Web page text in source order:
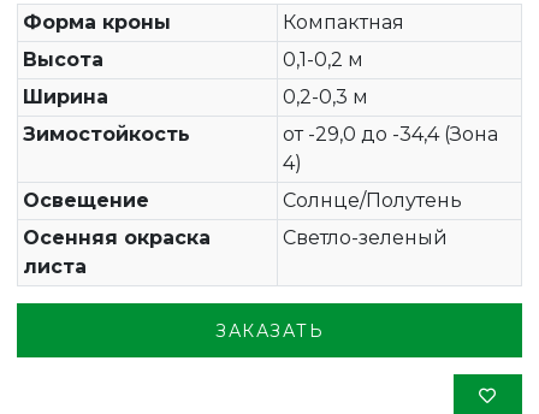
Форма кроны
Компактная
Высота
0,1-0,2 м
Ширина
0,2-0,3 м
Зимостойкость
от -29,0 до -34,4 (Зона
4)
Освещение
Солнце/Полутень
Осенняя окраска
листа
Светло-зеленый
ЗАКАЗАТЬ